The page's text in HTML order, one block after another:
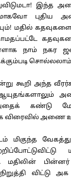
புதிய
மதில்
நாம் நகர
கூறி அந்த
ஆயுதங்களாலும்
கண்டு
விரைவில் அணை
மதிலின்
விட்டு